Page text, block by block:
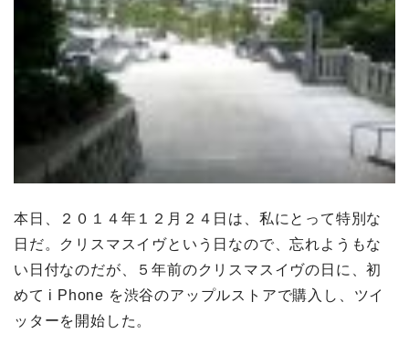
本日、２０１４年１２月２４日は、私にとって特別な
日だ。クリスマスイヴという日なので、忘れようもな
い日付なのだが、５年前のクリスマスイヴの日に、初
めて i Phone を渋谷のアップルストアで購入し、ツイ
ッターを開始した。